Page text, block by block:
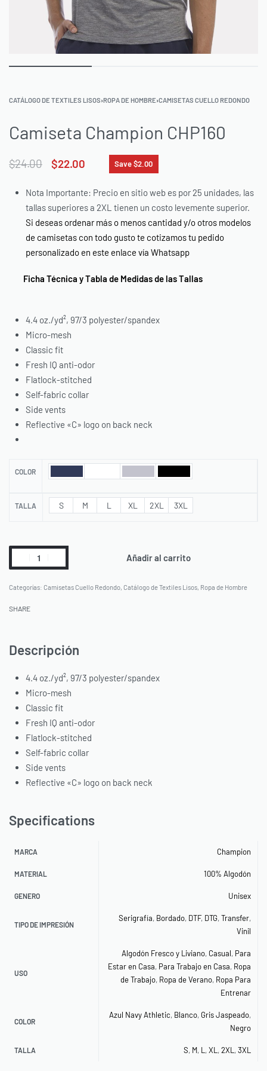
CATÁLOGO DE TEXTILES LISOS›ROPA DE HOMBRE›CAMISETAS CUELLO REDONDO
Camiseta Champion CHP160
$24.00 $22.00 Save $2.00
Nota Importante: Precio en sitio web es por 25 unidades, las
tallas superiores a 2XL tienen un costo levemente superior.
Si deseas ordenar más o menos cantidad y/o otros modelos
de camisetas con todo gusto te cotizamos tu pedido
personalizado en este enlace vía Whatsapp
Ficha Técnica y Tabla de Medidas de las Tallas
4.4 oz./yd², 97/3 polyester/spandex
Micro-mesh
Classic fit
Fresh IQ anti-odor
Flatlock-stitched
Self-fabric collar
Side vents
Reflective «C» logo on back neck
COLOR
TALLA S M L XL 2XL 3XL
Añadir al carrito
Categorías: Camisetas Cuello Redondo, Catálogo de Textiles Lisos, Ropa de Hombre
SHARE
Descripción
4.4 oz./yd², 97/3 polyester/spandex
Micro-mesh
Classic fit
Fresh IQ anti-odor
Flatlock-stitched
Self-fabric collar
Side vents
Reflective «C» logo on back neck
Specifications
MARCA Champion
MATERIAL 100% Algodón
GENERO Unisex
TIPO DE IMPRESIÓN
Serigrafía, Bordado, DTF, DTG,Transfer,
Vinil
USO
Algodón Fresco y Liviano, Casual, Para
Estar en Casa, Para Trabajo en Casa, Ropa
de Trabajo, Ropa de Verano, Ropa Para
Entrenar
COLOR
Azul Navy Athletic, Blanco, Gris Jaspeado,
Negro
TALLA S, M, L ,XL ,2XL ,3XL